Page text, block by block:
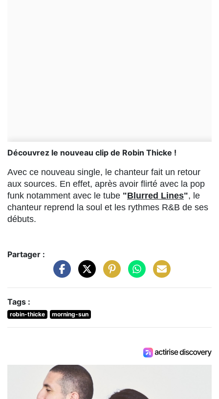
Découvrez le nouveau clip de Robin Thicke !
Avec ce nouveau single, le chanteur fait un retour
aux sources. En effet, après avoir flirté avec la pop
funk notamment avec le tube "Blurred Lines", le
chanteur reprend la soul et les rythmes R&B de ses
débuts.
Partager :
Tags :
robin-thicke morning-sun